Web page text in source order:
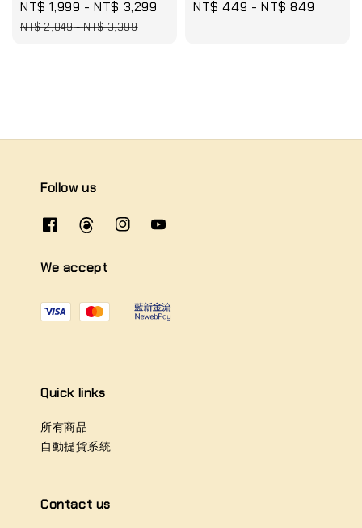
Sale
price
NT$ 1,999 -NT$ 3,299
Regular
NT$ 2,049-NT$ 3,399
Regular
NT$ 449 -NT$ 849
Follow us
We accept
Quick links
所有商品
自動提貨系統
Contact us